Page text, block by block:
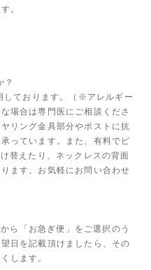
。
？
しております。（※アレルギー
場合は専門医にご相談くださ
リング金具部分やポストに抗
っています。また、有料でピ
替えたり、ネックレスの背面
ます。お気軽にお問い合わせ
ら「お急ぎ便」をご選択のう
日を記載頂けましたら、その
します。